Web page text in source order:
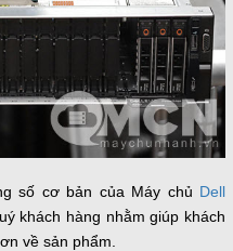
số cơ bản của Máy chủ Dell
khách hàng nhằm giúp khách
về sản phẩm.